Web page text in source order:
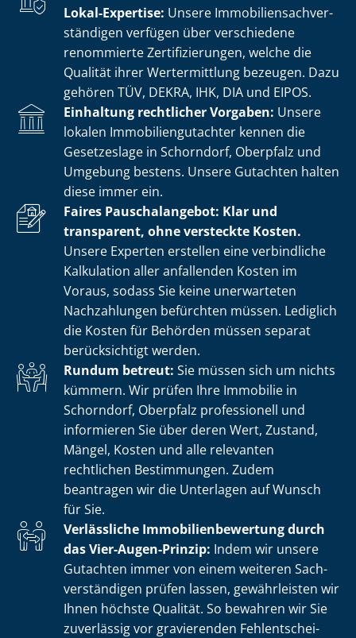
Lokal-Expertise: Unsere Im­mo­bi­li­en­sach­ver­
stän­di­gen verfügen über verschiedene
renommierte Zer­ti­fi­zie­run­gen, welche die
Qualität ihrer Wertermittlung bezeugen. Dazu
gehören TÜV, DEKRA, IHK, DIA und EIPOS.
Einhaltung rechtlicher Vorgaben: Unsere
lokalen Im­mo­bi­li­en­gut­ach­ter kennen die
Gesetzeslage in Schorndorf, Oberpfalz und
Umgebung bestens. Unsere Gutachten halten
diese immer ein.
Faires Pauschalangebot: Klar und
transparent, ohne versteckte Kosten.
Unsere Experten erstellen eine verbindliche
Kalkulation aller anfallenden Kosten im
Voraus, sodass Sie keine unerwarteten
Nachzahlungen befürchten müssen. Lediglich
die Kosten für Behörden müssen separat
berücksichtigt werden.
Rundum betreut: Sie müssen sich um nichts
kümmern. Wir prüfen Ihre Immobilie in
Schorndorf, Oberpfalz professionell und
informieren Sie über deren Wert, Zustand,
Mängel, Kosten und alle relevanten
rechtlichen Bestimmungen. Zudem
beantragen wir die Unterlagen auf Wunsch
für Sie.
Verlässliche Im­mo­bi­li­en­be­wer­tung durch
das Vier-Augen-Prinzip: Indem wir unsere
Gutachten immer von einem weiteren Sach­
ver­stän­di­gen prüfen lassen, gewährleisten wir
Ihnen höchste Qualität. So bewahren wir Sie
zuverlässig vor gravierenden Fehl­ent­schei­